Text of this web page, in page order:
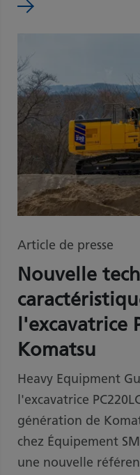
Article de presse
Nouvelle
l'excavatrice
Komatsu
Heavy Equipment
l'excavatrice
génération de
chez Équipement
une nouvelle